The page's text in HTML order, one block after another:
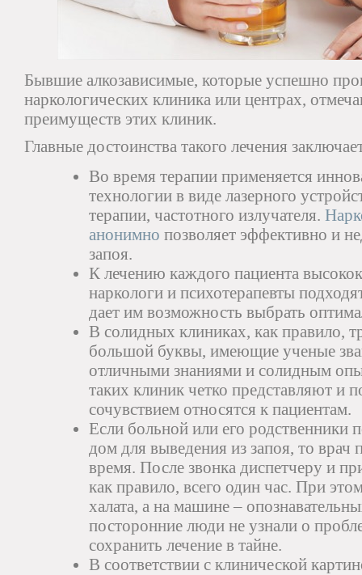
Бывшие алкозависимые, которые успешно
наркологических клиника или центрах,
преимуществ этих клиник.
Главные достоинства такого лечения
Во время терапии применяется
технологии в виде лазерного
терапии, частотного излучателя.
анонимно позволяет эффективно и
запоя.
К лечению каждого пациента
наркологи и психотерапевты
дает им возможность выбрать
В солидных клиниках, как правило,
большой буквы, имеющие ученые
отличными знаниями и солидным
таких клиник четко представляют и
сочувствием относятся к пациентам.
Если больной или его родственники
дом для выведения из запоя, то врач
время. После звонка диспетчеру и
как правило, всего один час. При
халата, а на машине –
посторонние люди не узнали о
сохранить лечение в тайне.
В соответствии с клинической